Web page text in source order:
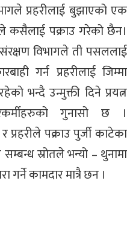
प्रहरीलाई बुझाएको एक
कसैलाई पक्राउ गरेको छैन।
विभागले ती पसललाई
गर्न प्रहरीलाई जिम्मा
भन्दै उन्मुक्ती दिने प्रयत्न
गुनासो छ ।
पक्राउ पुर्जी काटेका
सम्बन्ध स्रोतले भन्यो – थुनामा
गर्ने कामदार मात्रै छन ।